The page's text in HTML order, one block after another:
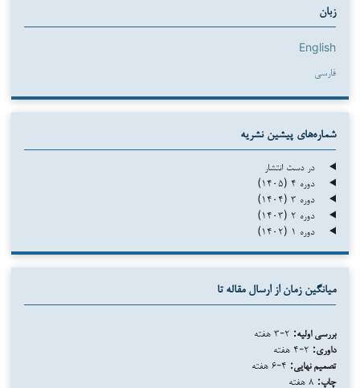
زبان
English
فارسی
شماره‌های پیشین نشریه
در دست انتشار
دوره ۴ (۱۴۰۵)
دوره ۳ (۱۴۰۴)
دوره ۲ (۱۴۰۳)
دوره ۱ (۱۴۰۲)
میانگین زمان از ارسال مقاله تا
بررسی اولیه:
داوری:
تصمیم نهایی:
چاپ: